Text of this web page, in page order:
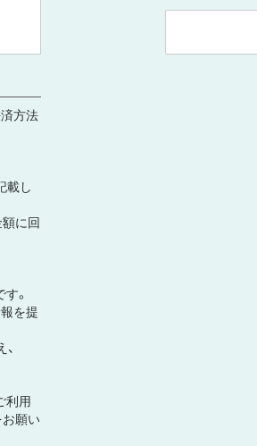
方法
載し
に回
。
を提
利用
お願い